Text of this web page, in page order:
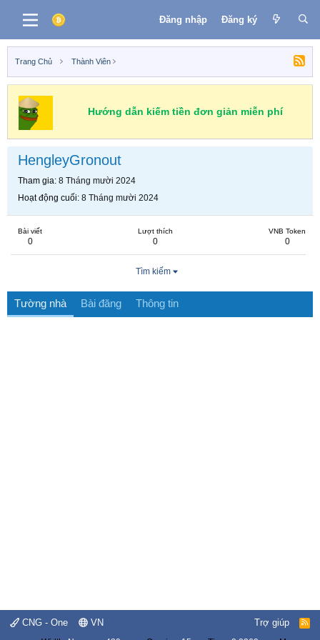
Đăng nhập Đăng ký
Trang Chủ Thành Viên
Hướng dẫn kiếm tiền đơn giản miễn phí
HengleyGronout
Tham gia 8 Tháng mười 2024
Hoạt động cuối 8 Tháng mười 2024
Bài viết
0
Lượt thích
0
VNB Token
0
Tìm kiếm
Tường nhà Bài đăng Thông tin
CNG - One VN Trợ giúp
R